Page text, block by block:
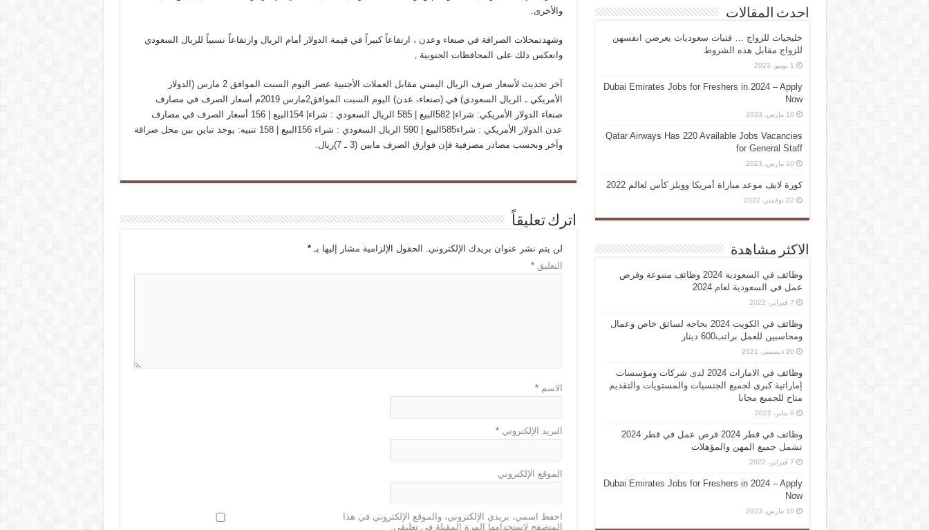
والأخرى.
وشهدتمحلات الصرافة في صنعاء وعدن ، ارتفاعاً كبيراً في قيمة الدولار أمام الريال وارتفاعاً نسبياً للريال السعودي
وانعكس ذلك على المحافظات الجنوبية ,
آخر تحديث لأسعار صرف الريال اليمني مقابل العملات الأجنبية عصر اليوم السبت الموافق 2 مارس (الدولار
الأمريكي ـ الريال السعودي) في (صنعاء، عدن) اليوم السبت الموافق2مارس 2019م أسعار الصرف في مصارف
صنعاء الدولار الأمريكي: شراء| 582البيع | 585 الريال السعودي : شراء| 154البيع | 156 أسعار الصرف في مصارف
عدن الدولار الأمريكي : شراء585البيع | 590 الريال السعودي : شراء 156البيع | 158 تنبيه: يوجد تباين بين محل صرافة
وآخر وبحسب مصادر مصرفية فإن فوارق الصرف مابين (3 ـ 7)ريال.
اترك تعليقاً
لن يتم نشر عنوان بريدك الإلكتروني. الحقول الإلزامية مشار إليها بـ*
التعليق*
الاسم*
البريد الإلكتروني*
الموقع الإلكتروني
احفظ اسمي، بريدي الإلكتروني، والموقع الإلكتروني في هذا
المتصفح لاستخدامها المرة المقبلة في تعليقي.
احدث المقالات
خليجيات للزواج … فتيات سعوديات يعرضن انفسهن
للزواج مقابل هذه الشروط
1 يونيو، 2023
Dubai Emirates Jobs for Freshers in 2024 – Apply
Now
10 مارس، 2023
Qatar Airways Has 220 Available Jobs Vacancies
for General Staff
10 مارس، 2023
كورة لايف موعد مباراة أمريكا وويلز كأس لعالم 2022
22 نوفمبر، 2022
الاكثر مشاهدة
وظائف في السعودية 2024 وظائف متنوعة وفرص
عمل في السعودية لعام 2024
7 فبراير، 2022
وظائف في الكويت 2024 بحاجه لسائق خاص وعمال
ومحاسبين للعمل براتب600 دينار
20 ديسمبر، 2021
وظائف في الامارات 2024 لدى شركات ومؤسسات
إماراتية كبرى لجميع الجنسيات والمستويات والتقديم
متاح للجميع مجانا
6 يناير، 2022
وظائف في قطر 2024 فرص عمل في قطر 2024
تشمل جميع المهن والمؤهلات
7 فبراير، 2022
Dubai Emirates Jobs for Freshers in 2024 – Apply
Now
10 مارس، 2023